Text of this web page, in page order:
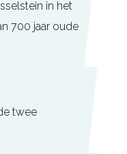
in het
700 jaar oude
twee